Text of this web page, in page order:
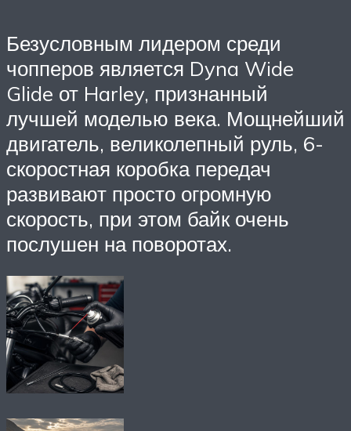
Безусловным лидером среди
чопперов является Dyna Wide
Glide от Harley, признанный
лучшей моделью века. Мощнейший
двигатель, великолепный руль, 6-
скоростная коробка передач
развивают просто огромную
скорость, при этом байк очень
послушен на поворотах.